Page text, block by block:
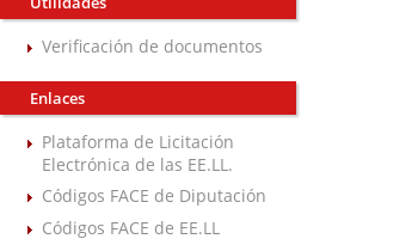
Verificación de documentos
Enlaces
Plataforma de Licitación
Electrónica de las EE.LL.
Códigos FACE de Diputación
Códigos FACE de EE.LL